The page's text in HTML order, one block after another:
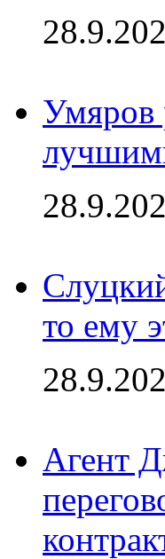
Умяров
то ему
Агент